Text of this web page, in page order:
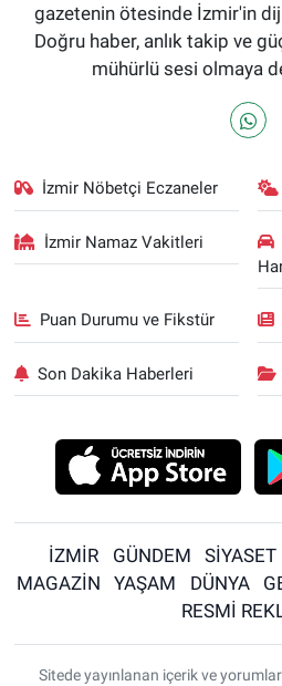
gazetenin ötesinde İzmir'in
Doğru haber, anlık takip ve
mühürlü sesi olmaya
İzmir Nöbetçi Eczaneler
İzmir Namaz Vakitleri
Puan Durumu ve Fikstür
Son Dakika Haberleri
İZMİR GÜNDEM SİYASET
MAGAZİN
YAŞAM DÜNYA
RESMİ
Sitede yayınlanan içerik ve